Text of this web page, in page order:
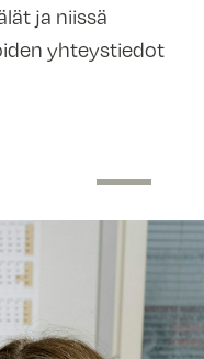
ja niissä
yhteystiedot